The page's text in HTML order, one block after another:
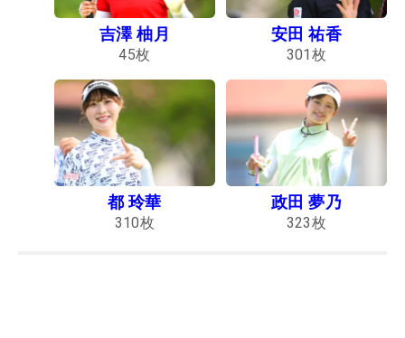
吉澤 柚月
45枚
安田 祐香
301 枚
都 玲華
310枚
政田 夢乃
323枚